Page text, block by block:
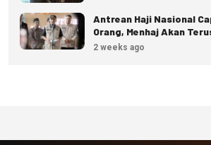
Antrean Haji Nasional
Orang, Menhaj Akan
Kelola
2 weeks ago